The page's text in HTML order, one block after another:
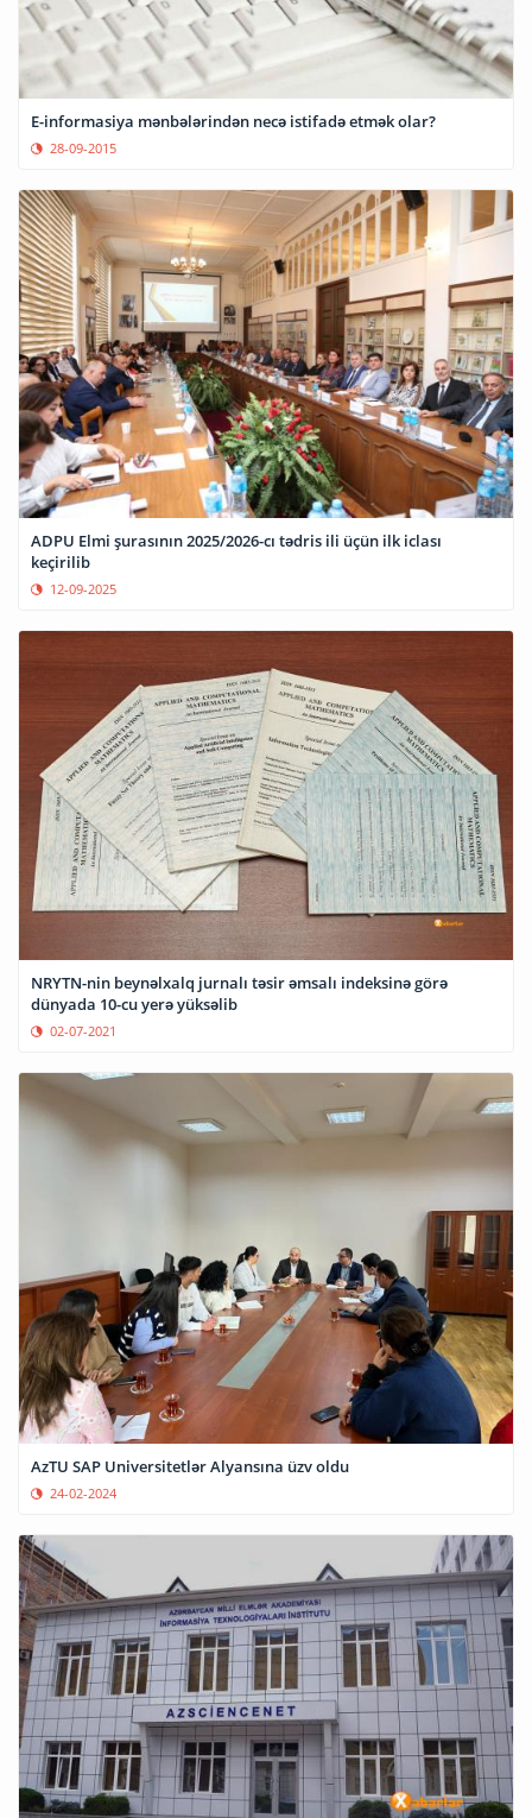
E-informasiya mənbələrindən necə istifadə etmək olar?
28-09-2015
ADPU Elmi şurasının 2025/2026-cı tədris ili üçün ilk iclası
keçirilib
12-09-2025
NRYTN-nin beynəlxalq jurnalı təsir əmsalı indeksinə görə
dünyada 10-cu yerə yüksəlib
02-07-2021
AzTU SAP Universitetlər Alyansına üzv oldu
24-02-2024